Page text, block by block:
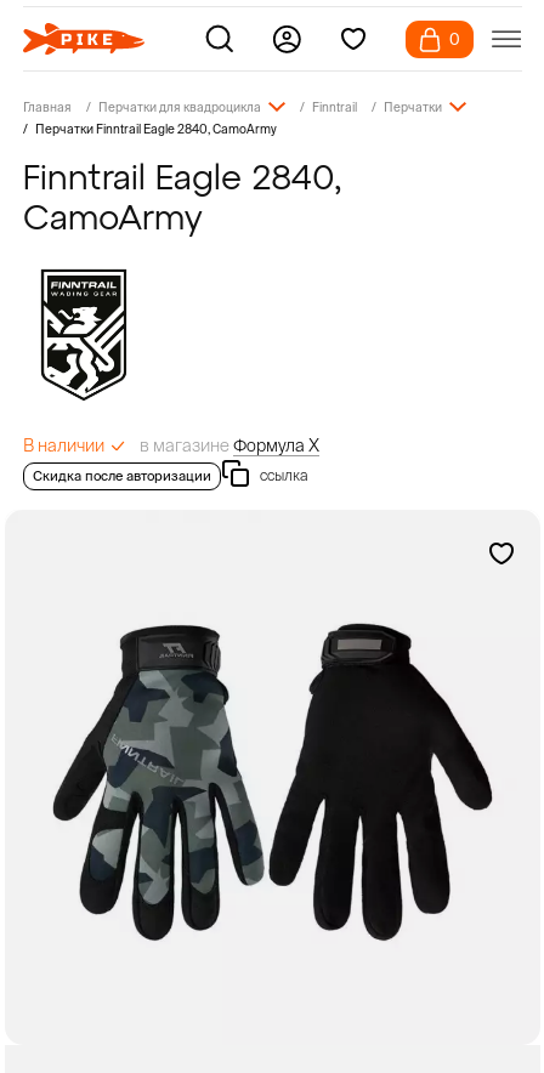
0
Главная Перчатки для квадроцикла Finntrail
Перчатки
Перчатки Finntrail Eagle 2840, CamoArmy
Finntrail Eagle 2840,
CamoArmy
В наличии в магазинеФормула Х
ссылка
Скидка после авторизации